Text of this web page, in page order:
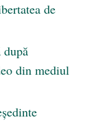
de
din mediul